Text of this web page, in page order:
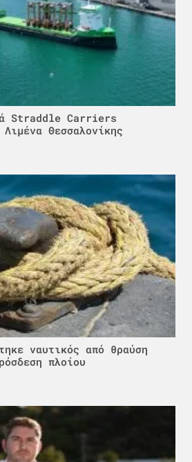
Straddle Carriers
Θεσσαλονίκης
ναυτικός από θραύση
πλοίου